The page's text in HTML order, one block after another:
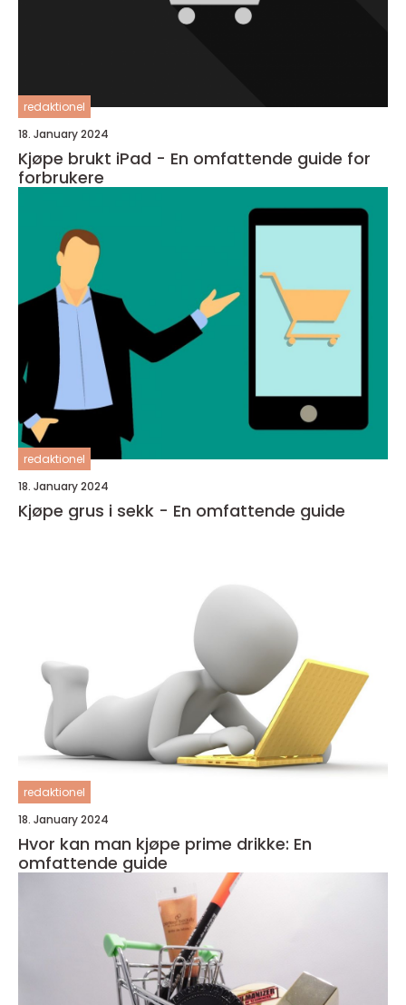
redaktionel
18. January 2024
Kjøpe brukt iPad - En omfattende guide for
forbrukere
redaktionel
18. January 2024
Kjøpe grus i sekk - En omfattende guide
redaktionel
18. January 2024
Hvor kan man kjøpe prime drikke: En
omfattende guide